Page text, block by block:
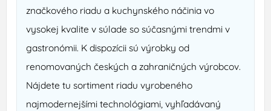
značkového riadu a kuchynského náčinia vo
vysokej kvalite v súlade so súčasnými trendmi v
gastronómii. K dispozícii sú výrobky od
renomovaných českých a zahraničných výrobcov.
Nájdete tu sortiment riadu vyrobeného
najmodernejšími technológiami, vyhľadávaný